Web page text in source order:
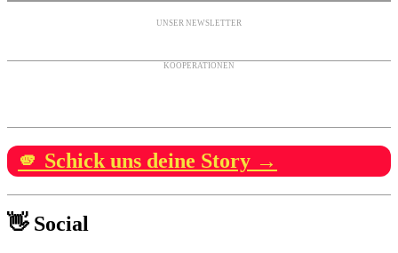
UNSER NEWSLETTER
KOOPERATIONEN
🫵 Schick uns deine Story →
👋 Social